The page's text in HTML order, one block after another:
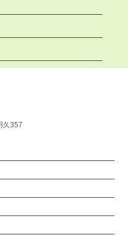
久357